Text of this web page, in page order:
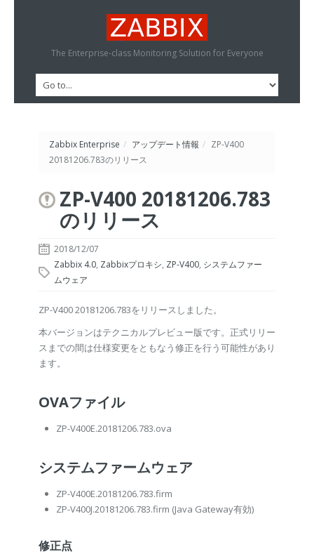
The Enterprise-class Monitoring Solution for Everyone
Zabbix Enterprise / アップデート情報 / ZP-V400
20181206.783のリリース
ZP-V400 20181206.783
のリリース
2018/12/07
Zabbix 4.0, Zabbixプロキシ, ZP-V400, システムファー
ムウェア
ZP-V400 20181206.783をリリースしました。
本バージョンはテクニカルプレビュー版です。正式リリー
スまでの間は仕様変更をともなう修正を行う可能性があり
ます。
OVAファイル
ZP-V400E.20181206.783.ova
システムファームウェア
ZP-V400E.20181206.783.firm
ZP-V400J.20181206.783.firm (Java Gateway有効)
修正点